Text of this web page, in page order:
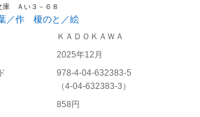
庫 Ａい３－６８
／作 榎のと／絵
ＫＡＤＯＫＡＷＡ
2025年12月
978-4-04-632383-5
（4-04-632383-3 ）
858円